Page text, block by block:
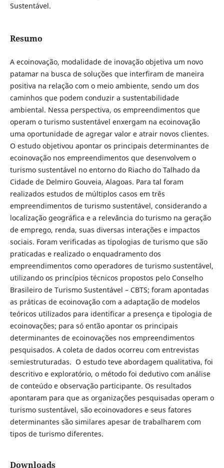
Sustentável.
Resumo
A ecoinovação, modalidade de inovação objetiva um novo
patamar na busca de soluções que interfiram de maneira
positiva na relação com o meio ambiente, sendo um dos
caminhos que podem conduzir a sustentabilidade
ambiental. Nessa perspectiva, os empreendimentos que
operam o turismo sustentável enxergam na ecoinovação
uma oportunidade de agregar valor e atrair novos clientes.
O estudo objetivou apontar os principais determinantes de
ecoinovação nos empreendimentos que desenvolvem o
turismo sustentável no entorno do Riacho do Talhado da
Cidade de Delmiro Gouveia, Alagoas. Para tal foram
realizados estudos de múltiplos casos em três
empreendimentos de turismo sustentável, considerando a
localização geográfica e a relevância do turismo na geração
de emprego, renda, suas diversas interações e impactos
sociais. Foram verificadas as tipologias de turismo que são
praticadas e realizado o enquadramento dos
empreendimentos como operadores de turismo sustentável,
utilizando os princípios técnicos propostos pelo Conselho
Brasileiro de Turismo Sustentável – CBTS; foram apontadas
as práticas de ecoinovação com a adaptação de modelos
teóricos utilizados para identificar a presença e tipologia de
ecoinovações; para só então apontar os principais
determinantes de ecoinovações nos empreendimentos
pesquisados. A coleta de dados ocorreu com entrevistas
semiestruturadas. O estudo teve abordagem qualitativa, foi
descritivo e exploratório, o método foi dedutivo com análise
de conteúdo e observação participante. Os resultados
apontaram para que as organizações pesquisadas operam o
turismo sustentável, são ecoinovadores e seus fatores
determinantes são similares apesar de trabalharem com
tipos de turismo diferentes.
Downloads